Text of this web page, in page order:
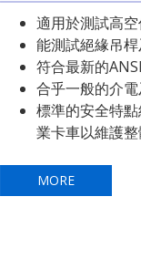
適用於測試高空
能測試絕緣吊
符合最新的
合乎一般的介電
標準的安全特
業卡車以維護整
MORE